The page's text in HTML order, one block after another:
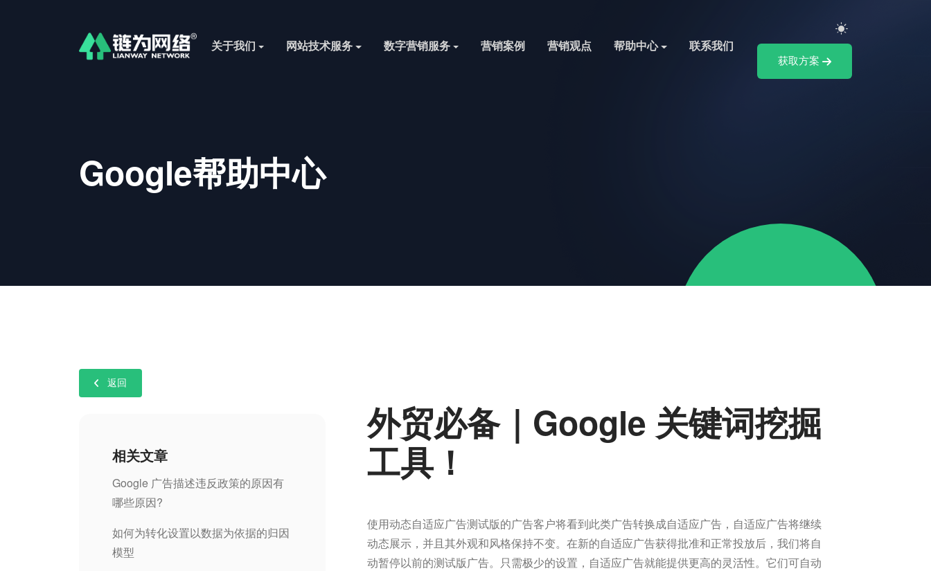
关于我们 网站技术服务 数字营销服务 营销案例 营销观点 帮助中心 联系我们
获取方案
Google帮助中心
返回
相关文章
Google 广告描述违反政策的原因有
哪些原因?
如何为转化设置以数据为依据的归因
模型
外贸必备｜Google 关键词挖掘
工具！
使用动态自适应广告测试版的广告客户将看到此类广告转换成自适应广告，自适应广告将继续
动态展示，并且其外观和风格保持不变。在新的自适应广告获得批准和正常投放后，我们将自
动暂停以前的测试版广告。只需极少的设置，自适应广告就能提供更高的灵活性。它们可自动